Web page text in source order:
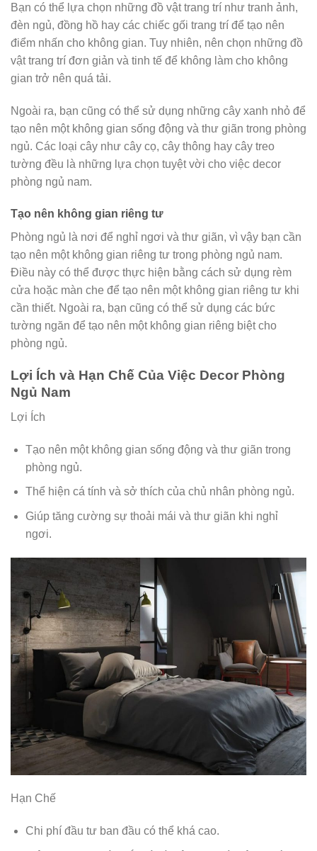
Bạn có thể lựa chọn những đồ vật trang trí như tranh ảnh,
đèn ngủ, đồng hồ hay các chiếc gối trang trí để tạo nên
điểm nhấn cho không gian. Tuy nhiên, nên chọn những đồ
vật trang trí đơn giản và tinh tế để không làm cho không
gian trở nên quá tải.
Ngoài ra, bạn cũng có thể sử dụng những cây xanh nhỏ để
tạo nên một không gian sống động và thư giãn trong phòng
ngủ. Các loại cây như cây cọ, cây thông hay cây treo
tường đều là những lựa chọn tuyệt vời cho việc decor
phòng ngủ nam.
Tạo nên không gian riêng tư
Phòng ngủ là nơi để nghỉ ngơi và thư giãn, vì vậy bạn cần
tạo nên một không gian riêng tư trong phòng ngủ nam.
Điều này có thể được thực hiện bằng cách sử dụng rèm
cửa hoặc màn che để tạo nên một không gian riêng tư khi
cần thiết. Ngoài ra, bạn cũng có thể sử dụng các bức
tường ngăn để tạo nên một không gian riêng biệt cho
phòng ngủ.
Lợi Ích và Hạn Chế Của Việc Decor Phòng
Ngủ Nam
Lợi Ích
Tạo nên một không gian sống động và thư giãn trong
phòng ngủ.
Thể hiện cá tính và sở thích của chủ nhân phòng ngủ.
Giúp tăng cường sự thoải mái và thư giãn khi nghỉ
ngơi.
Hạn Chế
Chi phí đầu tư ban đầu có thể khá cao.